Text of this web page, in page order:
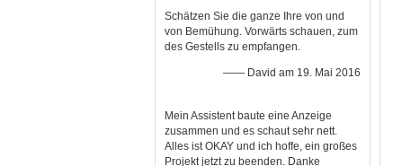
Schätzen Sie die ganze Ihre von und
von Bemühung. Vorwärts schauen, zum
des Gestells zu empfangen.
—— David am 19. Mai 2016
Mein Assistent baute eine Anzeige
zusammen und es schaut sehr nett.
Alles ist OKAY und ich hoffe, ein großes
Projekt jetzt zu beenden. Danke